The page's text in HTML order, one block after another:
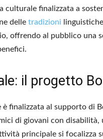
culturale finalizzata a
delle tradizioni
offrendo al pubblico una
il progetto
è finalizzata al supporto di
di giovani con
principale si focalizza